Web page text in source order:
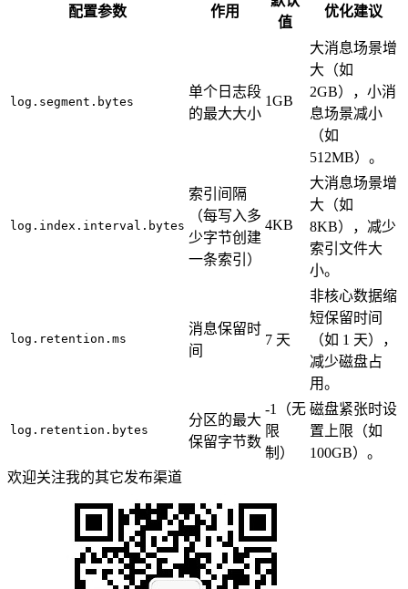
配置参数 作用
值
优化建议
log.segment.bytes
单个日志段
的最大大小
1GB
大消息场景增
大（如
2GB），小消
息场景减小
（如
512MB）。
log.index.interval.bytes
索引间隔
（每写入多
少字节创建
一条索引）
4KB
大消息场景增
大（如
8KB），减少
索引文件大
小。
log.retention.ms
消息保留时
间
7 天
非核心数据缩
短保留时间
（如 1 天），
减少磁盘占
用。
log.retention.bytes
分区的最大
保留字节数
-1（无
限
制）
磁盘紧张时设
置上限（如
100GB）。
欢迎关注我的其它发布渠道